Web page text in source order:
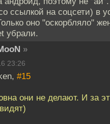
ссылкой на соцсети) в
оно "оскорбляло"
убрали.
»
23:26
#15
они не делают. И за